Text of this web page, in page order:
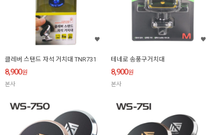
클레버 스탠드 자석 거치대 TNR731
8,900원
본사
테네로 송풍구거치대
8,900원
본사